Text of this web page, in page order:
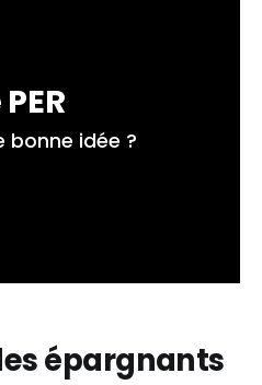
bonne idée ?
épargnants